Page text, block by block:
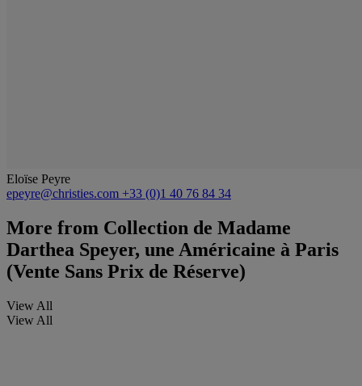
Eloïse Peyre
epeyre@christies.com +33 (0)1 40 76 84 34
More from Collection de Madame
Darthea Speyer, une Américaine à Paris
(Vente Sans Prix de Réserve)
View All
View All